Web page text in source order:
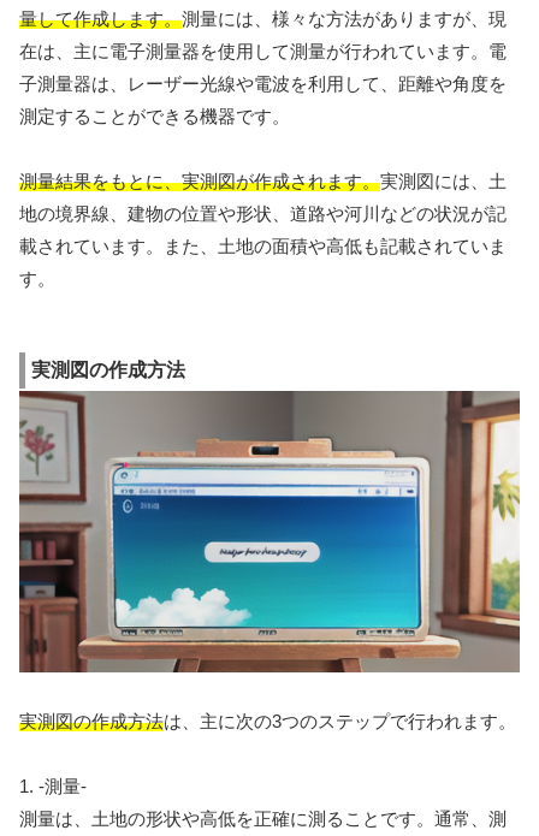
量して作成します。測量には、様々な方法がありますが、現
在は、主に電子測量器を使用して測量が行われています。電
子測量器は、レーザー光線や電波を利用して、距離や角度を
測定することができる機器です。
測量結果をもとに、実測図が作成されます。実測図には、土
地の境界線、建物の位置や形状、道路や河川などの状況が記
載されています。また、土地の面積や高低も記載されていま
す。
実測図の作成方法
実測図の作成方法は、主に次の3つのステップで行われます。
1. -測量-
測量は、土地の形状や高低を正確に測ることです。通常、測